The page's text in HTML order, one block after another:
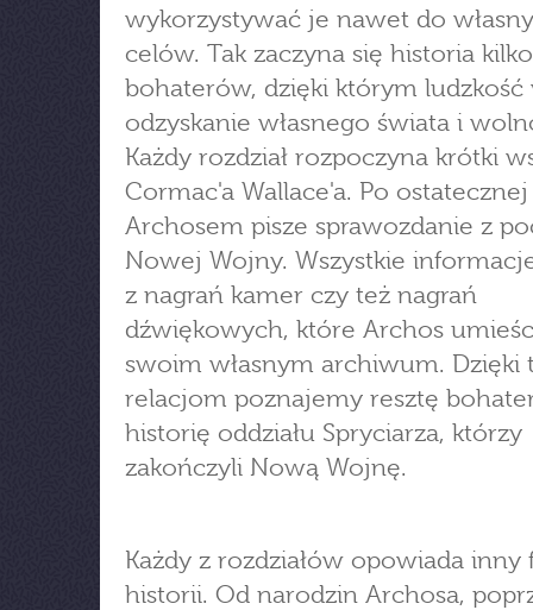
wykorzystywać je nawet do
celów. Tak zaczyna się historia
bohaterów, dzięki którym ludzkość
odzyskanie własnego świata i
Każdy rozdział rozpoczyna krótki
Cormac'a Wallace'a. Po
Archosem pisze sprawozdanie z
Nowej Wojny. Wszystkie
z nagrań kamer czy też nagrań
dźwiękowych, które Archos
swoim własnym archiwum. Dzięki
relacjom poznajemy resztę
historię oddziału Spryciarza, którzy
zakończyli Nową Wojnę.
Każdy z rozdziałów opowiada inny
historii. Od narodzin Archosa,